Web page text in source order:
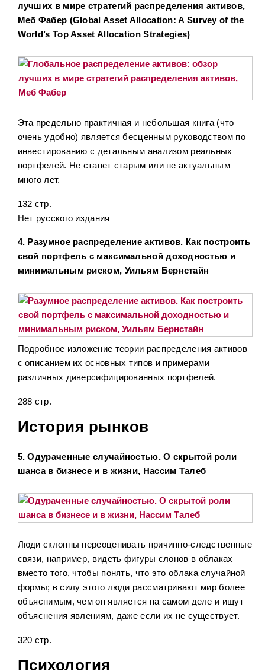
лучших в мире стратегий распределения активов,
Меб Фабер (Global Asset Allocation: A Survey of the
World’s Top Asset Allocation Strategies)
Эта предельно практичная и небольшая книга (что
очень удобно) является бесценным руководством по
инвестированию с детальным анализом реальных
портфелей. Не станет старым или не актуальным
много лет.
132 стр.
Нет русского издания
4. Разумное распределение активов. Как построить
свой портфель с максимальной доходностью и
минимальным риском, Уильям Бернстайн
Подробное изложение теории распределения активов
с описанием их основных типов и примерами
различных диверсифицированных портфелей.
288 стр.
История рынков
5. Одураченные случайностью. О скрытой роли
шанса в бизнесе и в жизни, Нассим Талеб
Люди склонны переоценивать причинно-следственные
связи, например, видеть фигуры слонов в облаках
вместо того, чтобы понять, что это облака случайной
формы; в силу этого люди рассматривают мир более
объяснимым, чем он является на самом деле и ищут
объяснения явлениям, даже если их не существует.
320 стр.
Психология